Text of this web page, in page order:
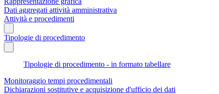
Dati aggregati attività amministrativa
Attività e procedimenti
Tipologie di procedimento
Tipologie di procedimento - in formato tabellare
Monitoraggio tempi procedimentali
Dichiarazioni sostitutive e acquisizione d'ufficio dei dati